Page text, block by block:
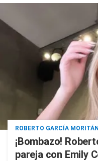
ROBERTO GARCÍA MORITÁN
¡Bombazo!
pareja con Emily